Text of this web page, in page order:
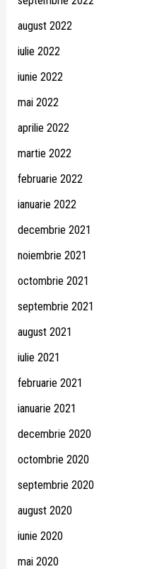
august 2022
iulie 2022
iunie 2022
mai 2022
aprilie 2022
martie 2022
februarie 2022
ianuarie 2022
decembrie 2021
noiembrie 2021
octombrie 2021
septembrie 2021
august 2021
iulie 2021
februarie 2021
ianuarie 2021
decembrie 2020
octombrie 2020
septembrie 2020
august 2020
iunie 2020
mai 2020